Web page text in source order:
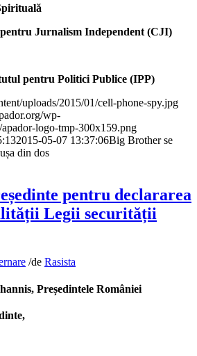
Jurnalism Independent (CJI)
pentru Politici Publice (IPP)
uploads/2015/01/cell-phone-spy.jpg
wp-
logo-tmp-300x159.png
2015-05-07 13:37:06Big Brother se
din dos
pentru declararea
Legii securității
/de Rasista
Președintele României